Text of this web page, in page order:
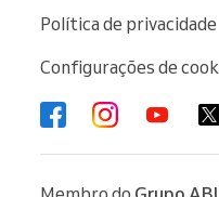
Política de privacidade
Configurações de